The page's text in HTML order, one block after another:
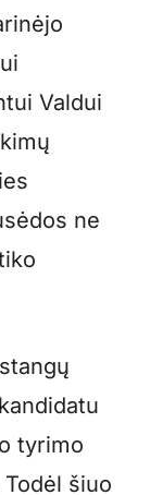
Valdui
ne
tyrimo
šiuo